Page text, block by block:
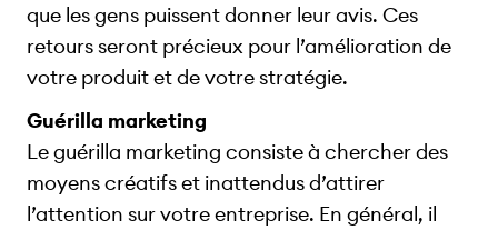
que les gens puissent donner leur avis. Ces
retours seront précieux pour l’amélioration de
votre produit et de votre stratégie.
Guérilla marketing
Le guérilla marketing consiste à chercher des
moyens créatifs et inattendus d’attirer
l’attention sur votre entreprise. En général, il